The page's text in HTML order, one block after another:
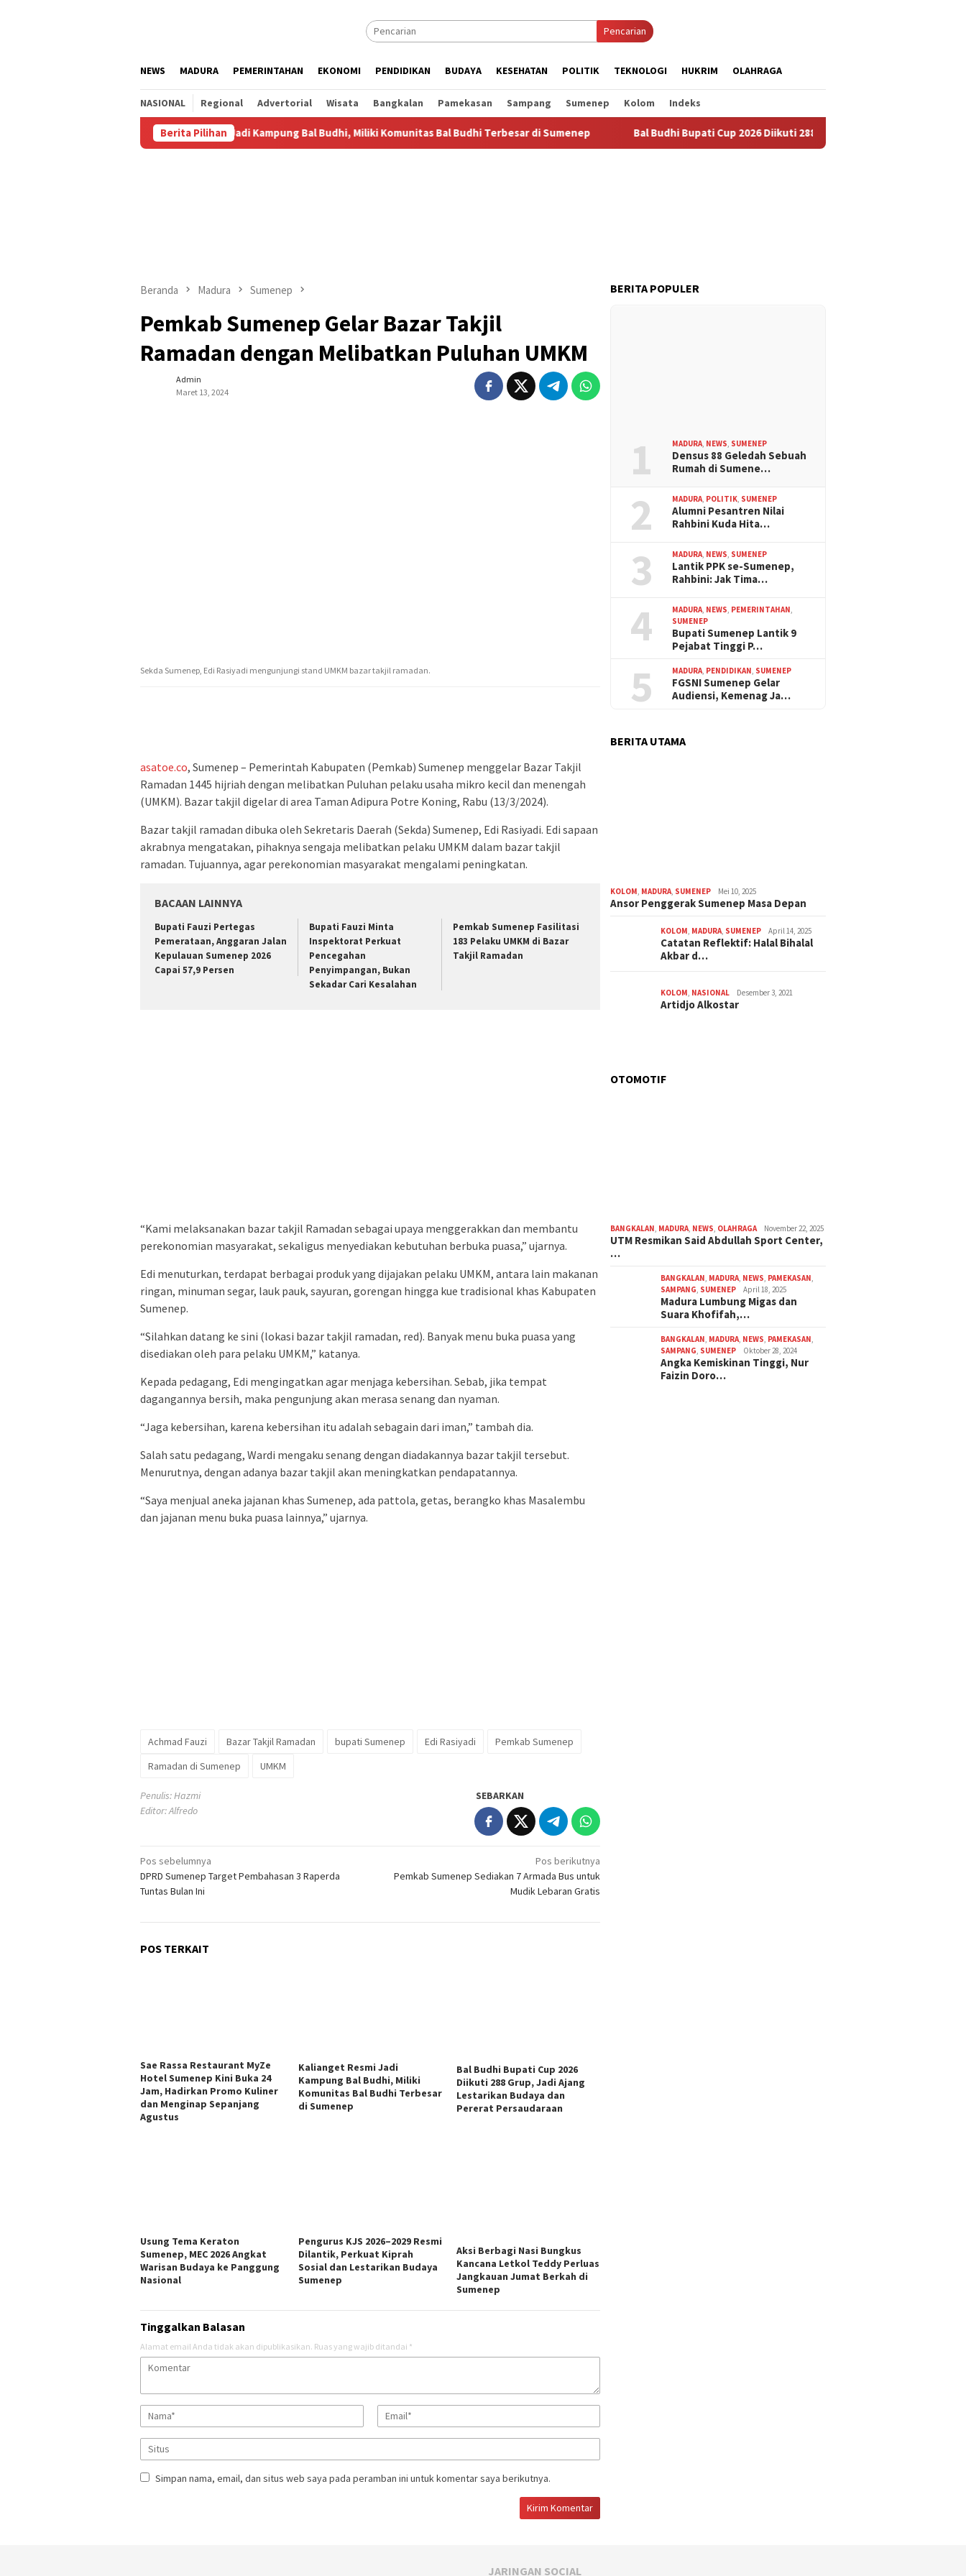
Pencarian
NEWS MADURA PEMERINTAHAN EKONOMI PENDIDIKAN BUDAYA KESEHATAN POLITIK TEKNOLOGI HUKRIM OLAHRAGA
NASIONAL Regional Advertorial Wisata Bangkalan Pamekasan Sampang Sumenep Kolom Indeks
Berita Pilihan
Kalianget Resmi Jadi Kampung Bal Budhi, Miliki Komunitas Bal Budhi Terbesar di Sumenep Bal Budhi Bupati Cup 2026 Diikuti 288 Grup, Jadi Ajang Lestarikan Budaya dan
Beranda Madura Sumenep
Pemkab Sumenep Gelar Bazar Takjil
Ramadan dengan Melibatkan Puluhan UMKM
Admin
Maret 13, 2024
Sekda Sumenep, Edi Rasiyadi mengunjungi stand UMKM bazar takjil ramadan.
asatoe.co, Sumenep – Pemerintah Kabupaten (Pemkab) Sumenep menggelar Bazar Takjil
Ramadan 1445 hijriah dengan melibatkan Puluhan pelaku usaha mikro kecil dan menengah
(UMKM). Bazar takjil digelar di area Taman Adipura Potre Koning, Rabu (13/3/2024).
Bazar takjil ramadan dibuka oleh Sekretaris Daerah (Sekda) Sumenep, Edi Rasiyadi. Edi sapaan
akrabnya mengatakan, pihaknya sengaja melibatkan pelaku UMKM dalam bazar takjil
ramadan. Tujuannya, agar perekonomian masyarakat mengalami peningkatan.
BACAAN LAINNYA
Bupati Fauzi Pertegas
Pemerataan, Anggaran Jalan
Kepulauan Sumenep 2026
Capai 57,9 Persen
Bupati Fauzi Minta
Inspektorat Perkuat
Pencegahan
Penyimpangan, Bukan
Sekadar Cari Kesalahan
Pemkab Sumenep Fasilitasi
183 Pelaku UMKM di Bazar
Takjil Ramadan
“Kami melaksanakan bazar takjil Ramadan sebagai upaya menggerakkan dan membantu
perekonomian masyarakat, sekaligus menyediakan kebutuhan berbuka puasa,” ujarnya.
Edi menuturkan, terdapat berbagai produk yang dijajakan pelaku UMKM, antara lain makanan
ringan, minuman segar, lauk pauk, sayuran, gorengan hingga kue tradisional khas Kabupaten
Sumenep.
“Silahkan datang ke sini (lokasi bazar takjil ramadan, red). Banyak menu buka puasa yang
disediakan oleh para pelaku UMKM,” katanya.
Kepada pedagang, Edi mengingatkan agar menjaga kebersihan. Sebab, jika tempat
dagangannya bersih, maka pengunjung akan merasa senang dan nyaman.
“Jaga kebersihan, karena kebersihan itu adalah sebagain dari iman,” tambah dia.
Salah satu pedagang, Wardi mengaku senang dengan diadakannya bazar takjil tersebut.
Menurutnya, dengan adanya bazar takjil akan meningkatkan pendapatannya.
“Saya menjual aneka jajanan khas Sumenep, ada pattola, getas, berangko khas Masalembu
dan jajanan menu buka puasa lainnya,” ujarnya.
Achmad Fauzi Bazar Takjil Ramadan bupati Sumenep Edi Rasiyadi
Pemkab Sumenep
Ramadan di Sumenep
UMKM
Penulis: Hazmi
Editor: Alfredo
SEBARKAN
Navigasi
pos
Pos sebelumnya
DPRD Sumenep Target Pembahasan 3 Raperda
Tuntas Bulan Ini
Pos berikutnya
Pemkab Sumenep Sediakan 7 Armada Bus untuk
Mudik Lebaran Gratis
POS TERKAIT
Sae Rassa Restaurant MyZe
Hotel Sumenep Kini Buka 24
Jam, Hadirkan Promo Kuliner
dan Menginap Sepanjang
Agustus
Kalianget Resmi Jadi
Kampung Bal Budhi, Miliki
Komunitas Bal Budhi Terbesar
di Sumenep
Bal Budhi Bupati Cup 2026
Diikuti 288 Grup, Jadi Ajang
Lestarikan Budaya dan
Pererat Persaudaraan
Usung Tema Keraton
Sumenep, MEC 2026 Angkat
Warisan Budaya ke Panggung
Nasional
Pengurus KJS 2026–2029 Resmi
Dilantik, Perkuat Kiprah
Sosial dan Lestarikan Budaya
Sumenep
Aksi Berbagi Nasi Bungkus
Kancana Letkol Teddy Perluas
Jangkauan Jumat Berkah di
Sumenep
Tinggalkan Balasan
Alamat email Anda tidak akan dipublikasikan. Ruas yang wajib ditandai *
Simpan nama, email, dan situs web saya pada peramban ini untuk komentar saya berikutnya.
BERITA POPULER
1 MADURA NEWS SUMENEP
Densus 88 Geledah Sebuah
Rumah di Sumene…
2 MADURA POLITIK SUMENEP
Alumni Pesantren Nilai
Rahbini Kuda Hita…
3 MADURA NEWS SUMENEP
Lantik PPK se-Sumenep,
Rahbini: Jak Tima…
4 MADURA NEWS PEMERINTAHAN
SUMENEP
Bupati Sumenep Lantik 9
Pejabat Tinggi P…
5 MADURA PENDIDIKAN SUMENEP
FGSNI Sumenep Gelar
Audiensi, Kemenag Ja…
BERITA UTAMA
KOLOM MADURA SUMENEP Mei 10, 2025
Ansor Penggerak Sumenep Masa Depan
KOLOM MADURA SUMENEP April 14, 2025
Catatan Reflektif: Halal Bihalal
Akbar d…
KOLOM NASIONAL Desember 3, 2021
Artidjo Alkostar
OTOMOTIF
BANGKALAN, MADURA, NEWS, OLAHRAGA November 22, 2025
UTM Resmikan Said Abdullah Sport Center,
…
BANGKALAN, MADURA, NEWS, PAMEKASAN,
SAMPANG, SUMENEP April 18, 2025
Madura Lumbung Migas dan
Suara Khofifah,…
BANGKALAN, MADURA, NEWS, PAMEKASAN,
SAMPANG, SUMENEP Oktober 28, 2024
Angka Kemiskinan Tinggi, Nur
Faizin Doro…
JARINGAN SOCIAL